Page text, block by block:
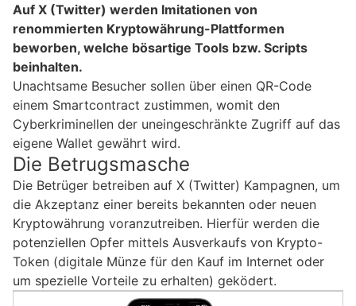
Auf X (Twitter) werden Imitationen von
renommierten Kryptowährung-Plattformen
beworben, welche bösartige Tools bzw. Scripts
beinhalten.
Unachtsame Besucher sollen über einen QR-Code
einem Smartcontract zustimmen, womit den
Cyberkriminellen der uneingeschränkte Zugriff auf das
eigene Wallet gewährt wird.
Die Betrugsmasche
Die Betrüger betreiben auf X (Twitter) Kampagnen, um
die Akzeptanz einer bereits bekannten oder neuen
Kryptowährung voranzutreiben. Hierfür werden die
potenziellen Opfer mittels Ausverkaufs von Krypto-
Token (digitale Münze für den Kauf im Internet oder
um spezielle Vorteile zu erhalten) geködert.